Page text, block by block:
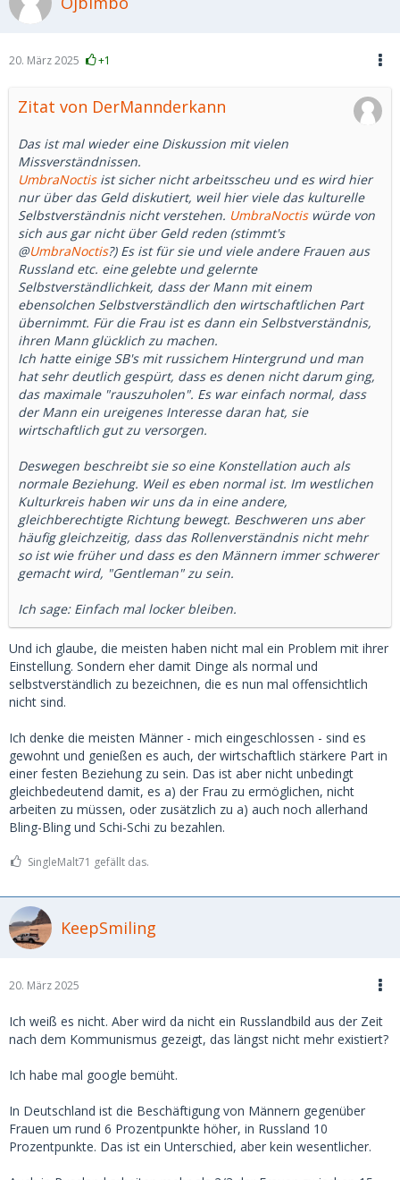
20. März 2025 +1
Zitat von DerMannderkann
Das ist mal wieder eine Diskussion mit vielen
Missverständnissen.
UmbraNoctisist sicher nicht arbeitsscheu und es wird hier
nur über das Geld diskutiert, weil hier viele das kulturelle
Selbstverständnis nicht verstehen. UmbraNoctiswürde von
sich aus gar nicht über Geld reden (stimmt's
@UmbraNoctis?) Es ist für sie und viele andere Frauen aus
Russland etc. eine gelebte und gelernte
Selbstverständlichkeit, dass der Mann mit einem
ebensolchen Selbstverständlich den wirtschaftlichen Part
übernimmt. Für die Frau ist es dann ein Selbstverständnis,
ihren Mann glücklich zu machen.
Ich hatte einige SB's mit russichem Hintergrund und man
hat sehr deutlich gespürt, dass es denen nicht darum ging,
das maximale "rauszuholen". Es war einfach normal, dass
der Mann ein ureigenes Interesse daran hat, sie
wirtschaftlich gut zu versorgen.
Deswegen beschreibt sie so eine Konstellation auch als
normale Beziehung. Weil es eben normal ist. Im westlichen
Kulturkreis haben wir uns da in eine andere,
gleichberechtigte Richtung bewegt. Beschweren uns aber
häufig gleichzeitig, dass das Rollenverständnis nicht mehr
so ist wie früher und dass es den Männern immer schwerer
gemacht wird, "Gentleman" zu sein.
Ich sage: Einfach mal locker bleiben.
Und ich glaube, die meisten haben nicht mal ein Problem mit ihrer
Einstellung. Sondern eher damit Dinge als normal und
selbstverständlich zu bezeichnen, die es nun mal offensichtlich
nicht sind.
Ich denke die meisten Männer - mich eingeschlossen - sind es
gewohnt und genießen es auch, der wirtschaftlich stärkere Part in
einer festen Beziehung zu sein. Das ist aber nicht unbedingt
gleichbedeutend damit, es a) der Frau zu ermöglichen, nicht
arbeiten zu müssen, oder zusätzlich zu a) auch noch allerhand
Bling-Bling und Schi-Schi zu bezahlen.
SingleMalt71 gefällt das.
KeepSmiling
20. März 2025
Ich weiß es nicht. Aber wird da nicht ein Russlandbild aus der Zeit
nach dem Kommunismus gezeigt, das längst nicht mehr existiert?
Ich habe mal google bemüht.
In Deutschland ist die Beschäftigung von Männern gegenüber
Frauen um rund 6 Prozentpunkte höher, in Russland 10
Prozentpunkte. Das ist ein Unterschied, aber kein wesentlicher.